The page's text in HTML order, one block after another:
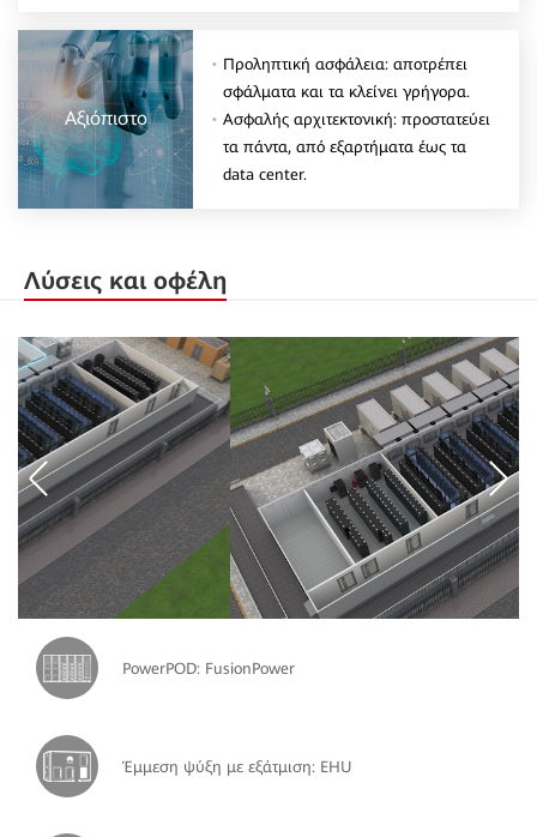
Αξιόπιστο
Προληπτική ασφάλεια: αποτρέπει
σφάλματα και τα κλείνει γρήγορα.
Ασφαλής αρχιτεκτονική: προστατεύει
τα πάντα, από εξαρτήματα έως τα
data center.
Λύσεις και οφέλη
PowerPOD: FusionPower
Έμμεση ψύξη με εξάτμιση: EHU